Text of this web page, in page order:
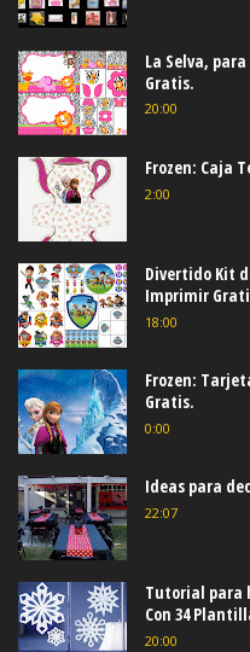
La Selva,
Gratis.
20:00
Frozen: Caja
2:00
Divertido Kit
Imprimir
18:00
Frozen:
Gratis.
0:00
Ideas para
22:07
Tutorial para
Con 34
20:00